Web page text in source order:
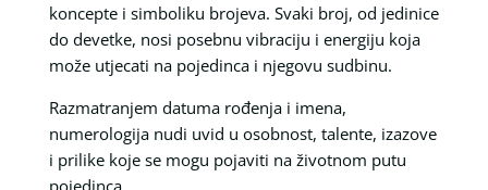
koncepte i simboliku brojeva. Svaki broj, od jedinice
do devetke, nosi posebnu vibraciju i energiju koja
može utjecati na pojedinca i njegovu sudbinu.
Razmatranjem datuma rođenja i imena,
numerologija nudi uvid u osobnost, talente, izazove
i prilike koje se mogu pojaviti na životnom putu
pojedinca.